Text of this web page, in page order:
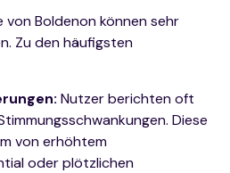
von Boldenon können sehr
Zu den häufigsten
Nutzer berichten oft
Diese
von erhöhtem
oder plötzlichen